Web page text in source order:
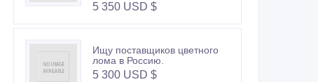
5 350 USD $
Ищу поставщиков цветного
лома в Россию.
5 300 USD $